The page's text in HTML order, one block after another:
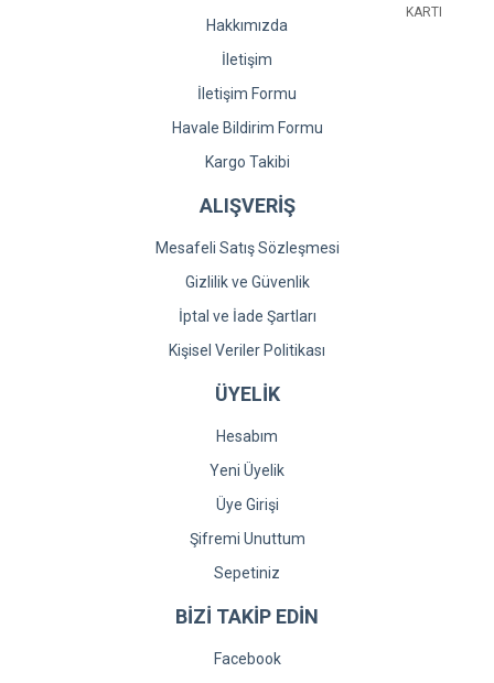
Hakkımızda
İletişim
İletişim Formu
Havale Bildirim Formu
Kargo Takibi
ALIŞVERİŞ
Mesafeli Satış Sözleşmesi
Gizlilik ve Güvenlik
İptal ve İade Şartları
Kişisel Veriler Politikası
ÜYELİK
Hesabım
Yeni Üyelik
Üye Girişi
Şifremi Unuttum
Sepetiniz
BİZİ TAKİP EDİN
Facebook